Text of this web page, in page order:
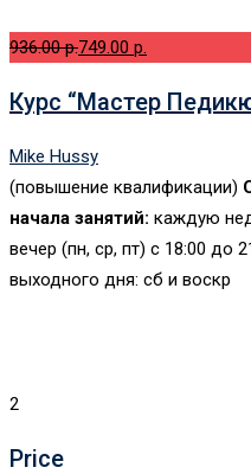
936.00 p.749.00 p.
Курс “Мастер
Mike Hussy
(повышение квалификации)
начала занятий: каждую
вечер (пн, ср, пт) c 18:00 до
выходного дня: сб и воскр
2
Price